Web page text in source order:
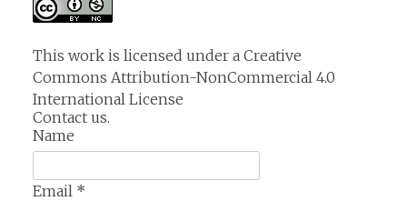
This work is licensed under a Creative
Commons Attribution-NonCommercial 4.0
International License
Contact us.
Name
Email *